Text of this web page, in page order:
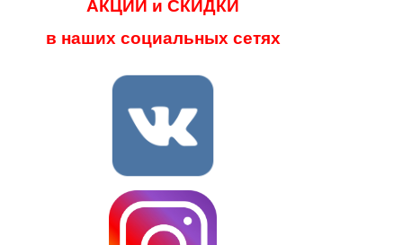
АКЦИИ и СКИДКИ
в наших социальных сетях